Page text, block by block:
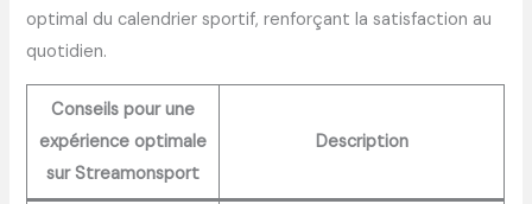
optimal du calendrier sportif, renforçant la satisfaction au
quotidien.
Conseils pour une
expérience optimale
sur Streamonsport
Description